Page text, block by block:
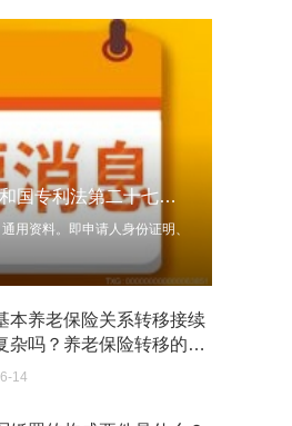
带什么证件？
费钢税率是多少？非常感
大使馆登记结婚吗？
？我所在的地方是云南
这里工作没有护照该怎么
天天报道:中华人民共和国专利法第二十七条内容是什么？申请外观设计专利流程是什么？
用资料。即申请人身份证明、
本养老保险关系转移接续
杂吗？养老保险转移的环
些？
14